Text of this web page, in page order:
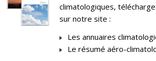
climatologiques,
sur notre site :
Les annuaires
Le résumé aéro-